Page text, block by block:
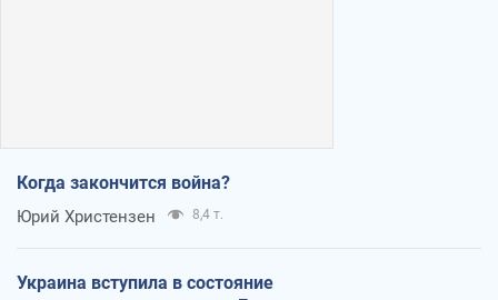
Когда закончится война?
Юрий Христензен 8,4 т.
Украина вступила в состояние